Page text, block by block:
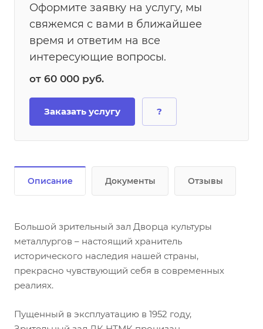
Оформите заявку на услугу, мы
свяжемся с вами в ближайшее
время и ответим на все
интересующие вопросы.
от 60 000 руб.
Заказать услугу ?
Описание Документы Отзывы
Большой зрительный зал Дворца культуры
металлургов – настоящий хранитель
исторического наследия нашей страны,
прекрасно чувствующий себя в современных
реалиях.
Пущенный в эксплуатацию в 1952 году,